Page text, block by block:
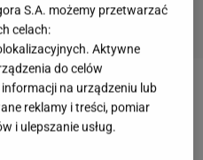
serku
S.A. możemy przetwarzać
celach:
Aktywne
do celów
na urządzeniu lub
reklamy i treści, pomiar
i ulepszanie usług.